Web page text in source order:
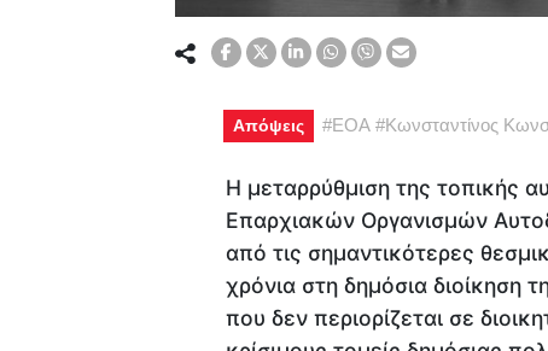
Απόψεις #ΕΟΑ #Κωνσταντίνος
Η μεταρρύθμιση της τοπικής
Επαρχιακών Οργανισμών
από τις σημαντικότερες
χρόνια στη δημόσια διοίκηση
που δεν περιορίζεται σε